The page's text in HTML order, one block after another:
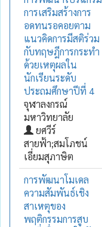
การเสริมสร้างการ
อดทนรอคอยตาม
แนวคิดการมีสติร่วม
กับทฤษฎีการกระทำ
ด้วยเหตุผลใน
นักเรียนระดับ
ประถมศึกษาปีที่ 4
จุฬาลงกรณ์
มหาวิทยาลัย
ยศวีร์
สายฟ้า;สมโภชน์
เอี่ยมสุภาษิต
การพัฒนาโมเดล
ความสัมพันธ์เชิง
สาเหตุของ
พฤติกรรมการสูบ